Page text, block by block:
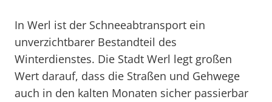
In Werl ist der Schneeabtransport ein
unverzichtbarer Bestandteil des
Winterdienstes. Die Stadt Werl legt großen
Wert darauf, dass die Straßen und Gehwege
auch in den kalten Monaten sicher passierbar